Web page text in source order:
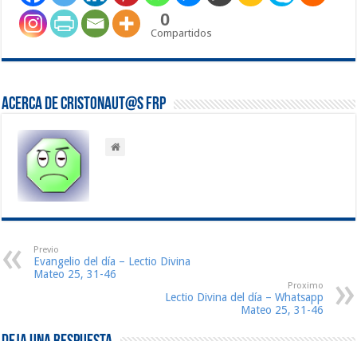
0
Compartidos
Acerca de Cristonaut@s FRP
Previo
Evangelio del día – Lectio Divina
Mateo 25, 31-46
Proximo
Lectio Divina del día – Whatsapp
Mateo 25, 31-46